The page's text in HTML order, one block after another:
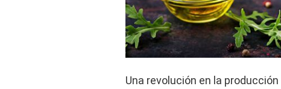
Una revolución en la